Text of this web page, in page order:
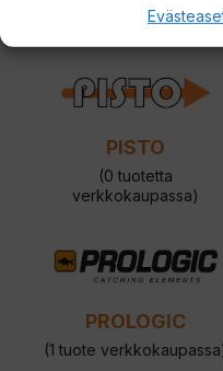
(9 tuotetta
PISTO
(0 tuotetta
verkkokaupassa)
PROLOGIC
(1 tuote